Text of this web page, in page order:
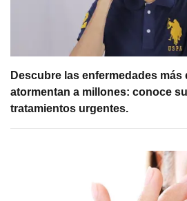
Descubre las enfermedades
atormentan a millones: conoce
tratamientos urgentes.